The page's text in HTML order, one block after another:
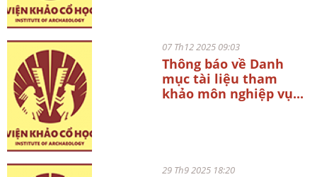
07 Th12 2025 09:03
Thông báo về Danh
mục tài liệu tham
khảo môn nghiệp vụ...
29 Th9 2025 18:20